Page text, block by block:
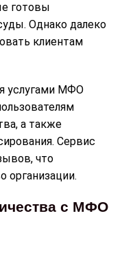
готовы
Однако далеко
клиентам
услугами МФО
а также
Сервис
что
организации.
с МФО